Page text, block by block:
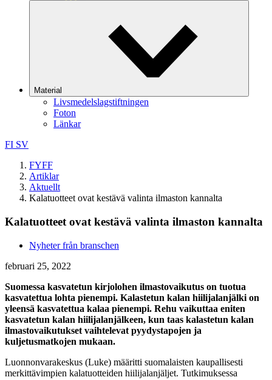
Material
Livsmedelslagstiftningen
Foton
Länkar
FI SV
FYFF
Artiklar
Aktuellt
Kalatuotteet ovat kestävä valinta ilmaston kannalta
Kalatuotteet ovat kestävä valinta ilmaston kannalta
Nyheter från branschen
februari 25, 2022
Suomessa kasvatetun kirjolohen ilmastovaikutus on tuotua
kasvatettua lohta pienempi. Kalastetun kalan hiilijalanjälki on
yleensä kasvatettua kalaa pienempi. Rehu vaikuttaa eniten
kasvatetun kalan hiilijalanjälkeen, kun taas kalastetun kalan
ilmastovaikutukset vaihtelevat pyydystapojen ja
kuljetusmatkojen mukaan.
Luonnonvarakeskus (Luke) määritti suomalaisten kaupallisesti
merkittävimpien kalatuotteiden hiilijalanjäljet. Tutkimuksessa